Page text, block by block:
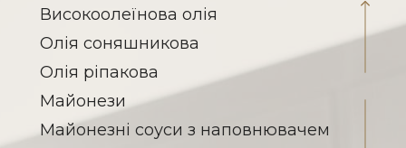
Високоолеїнова олія
Олія соняшникова
Олія ріпакова
Майонези
Майонезні соуси з наповнювачем